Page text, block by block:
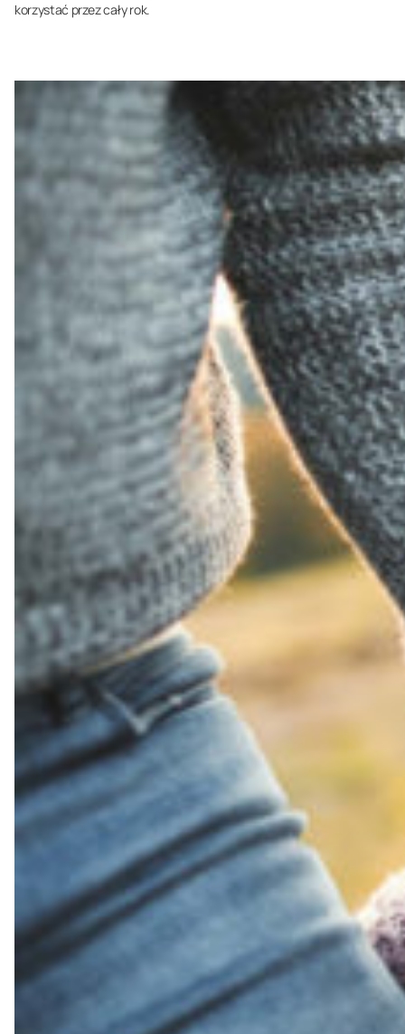
korzystać przez cały rok.